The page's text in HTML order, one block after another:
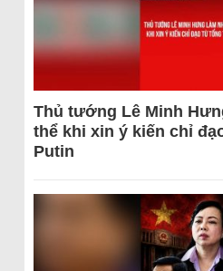
Thủ tướng Lê Minh
thể khi xin ý kiến chỉ
Putin